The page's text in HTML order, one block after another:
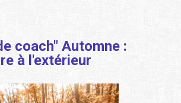
coach" Automne :
à l'extérieur